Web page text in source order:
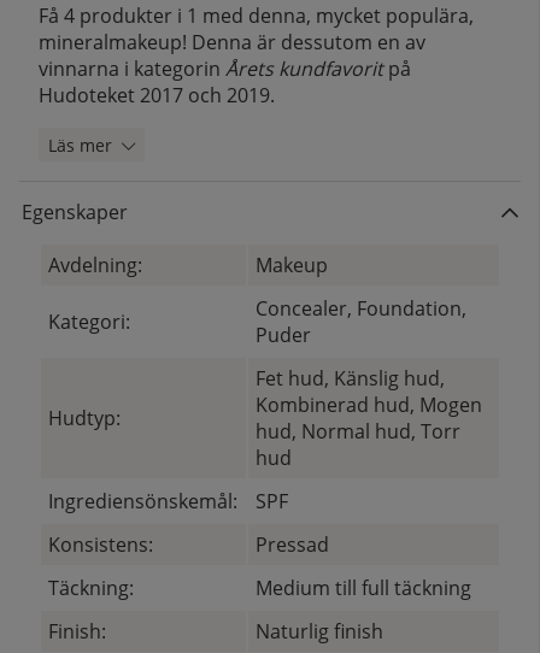
Få 4 produkter i 1 med denna, mycket populära,
mineralmakeup! Denna är dessutom en av
vinnarna i kategorin Årets kundfavoritpå
Hudoteket 2017 och 2019.
Läs mer
Egenskaper
Avdelning:
Makeup
Kategori:
Concealer, Foundation,
Puder
Hudtyp:
Fet hud, Känslig hud,
Kombinerad hud, Mogen
hud, Normal hud, Torr
hud
Ingrediensönskemål:
SPF
Konsistens:
Pressad
Täckning:
Medium till full täckning
Finish:
Naturlig finish